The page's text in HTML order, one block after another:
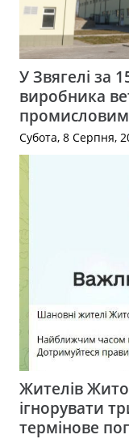
У Звягелі за
виробника
Субота, 8 Серпня,
Жителів
ігнорувати
термінове